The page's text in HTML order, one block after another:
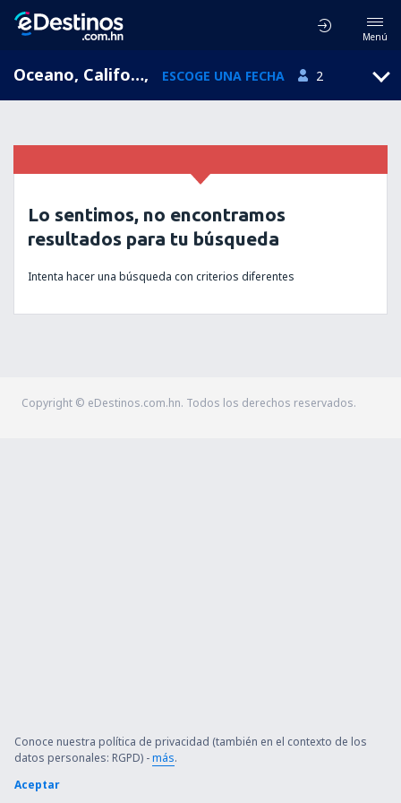
Menú
Oceano, California, Estados Unidos, ESCOGE UNA FECHA 2
Lo sentimos, no encontramos
resultados para tu búsqueda
Intenta hacer una búsqueda con criterios diferentes
Copyright © eDestinos.com.hn. Todos los derechos reservados.
Conoce nuestra política de privacidad (también en el contexto de los
datos personales: RGPD) -más.
Aceptar